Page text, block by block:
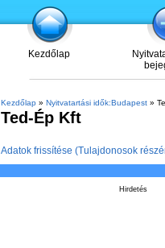
Kezdőlap
Kezdőlap» Nyitvatartási idők:Budapest»
Ted-Ép Kft
Adatok frissítése (Tulajdonosok
Hirdetés